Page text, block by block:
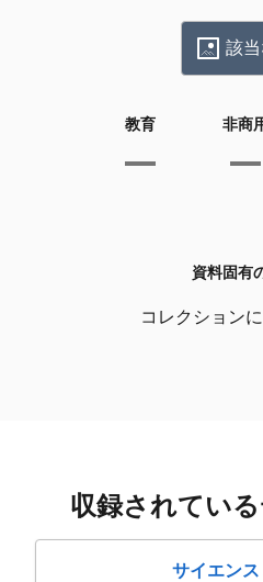
該
教育 非商
資料固有
コレクション
収録されてい
サイエン